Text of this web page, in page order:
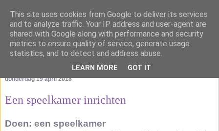
donderdag 19 april 2018
Een speelkamer inrichten
Doen: een speelkamer
This site uses cookies from Google to deliver its services
and to analyze traffic. Your IP address and user-agent are
shared with Google along with performance and security
metrics to ensure quality of service, generate usage
statistics, and to detect and address abuse.
LEARN MORE GOT IT